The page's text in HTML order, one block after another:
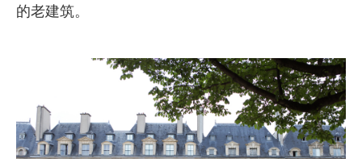
的老建筑。